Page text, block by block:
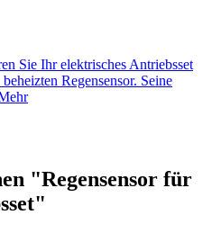
Sie Ihr elektrisches Antriebsset
Regensensor. Seine
"Regensensor für